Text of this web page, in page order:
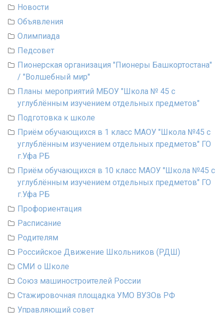
Новости
Объявления
Олимпиада
Педсовет
Пионерская организация "Пионеры Башкортостана"
/ "Волшебный мир"
Планы мероприятий МБОУ "Школа № 45 с
углублённым изучением отдельных предметов"
Подготовка к школе
Приём обучающихся в 1 класс МАОУ "Школа №45 с
углублённым изучением отдельных предметов" ГО
г.Уфа РБ
Приём обучающихся в 10 класс МАОУ "Школа №45 с
углублённым изучением отдельных предметов" ГО
г.Уфа РБ
Профориентация
Расписание
Родителям
Российское Движение Школьников (РДШ)
СМИ о Школе
Союз машиностроителей России
Стажировочная площадка УМО ВУЗОв РФ
Управляющий совет